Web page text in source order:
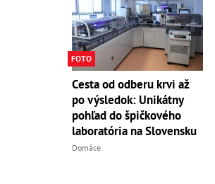
FOTO
Cesta od odberu krvi až
po výsledok: Unikátny
pohľad do špičkového
laboratória na Slovensku
Domáce